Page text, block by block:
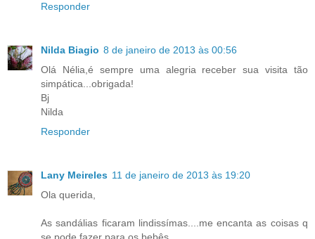
Responder
Nilda Biagio 8 de janeiro de 2013 às 00:56
Olá Nélia,é sempre uma alegria receber sua visita tão
simpática...obrigada!
Bj
Nilda
Responder
Lany Meireles 11 de janeiro de 2013 às 19:20
Ola querida,
As sandálias ficaram lindissímas....me encanta as coisas q